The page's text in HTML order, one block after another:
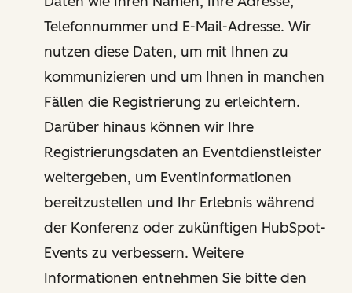
Telefonnummer und E-Mail-Adresse. Wir
nutzen diese Daten, um mit Ihnen zu
kommunizieren und um Ihnen in manchen
Fällen die Registrierung zu erleichtern.
Darüber hinaus können wir Ihre
Registrierungsdaten an Eventdienstleister
weitergeben, um Eventinformationen
bereitzustellen und Ihr Erlebnis während
der Konferenz oder zukünftigen HubSpot-
Events zu verbessern. Weitere
Informationen entnehmen Sie bitte den